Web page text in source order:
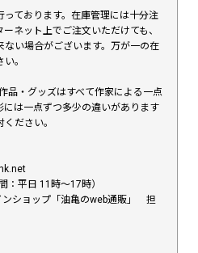
ております。在庫管理には十分注
ネット上でご注文いただけても、
い場合がございます。万が一の在
。
品・グッズはすべて作家による一点
には一点ずつ多少の違いがあります
ださい。
：平日 11時〜17時）
ンショップ「油亀のweb通販」 担